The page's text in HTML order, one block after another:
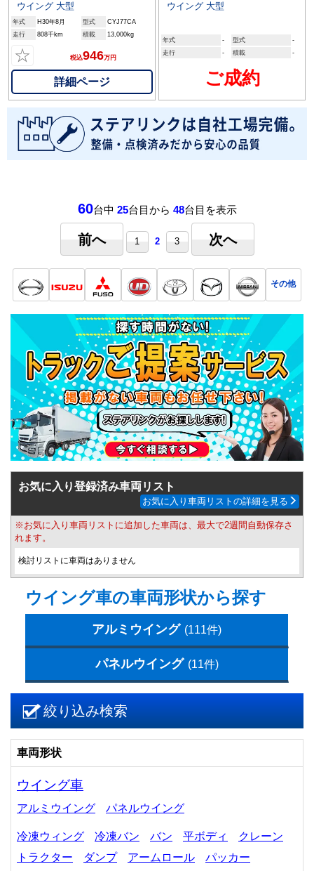
ウイング 大型
年式 H30年8月 型式
CYJ77CA
走行
808千km 積載 13,000kg
☆ 税込946万円
詳細ページ
ウイング 大型
年式 - 型式
-
走行
- 積載 -
ご成約
60台中 25台目から 48台目を表示
前へ 1 2 3 次へ
その他
お気に入り登録済み車両リスト
お気に入り車両リストの詳細を見る
※お気に入り車両リストに追加した車両は、最大で2週間自動保存さ
れます。
検討リストに車両はありません
ウイング車の車両形状から探す
アルミウイング (111件)
パネルウイング (11件)
絞り込み検索
車両形状
ウイング車
アルミウイング パネルウイング
冷凍ウィング 冷凍バン バン 平ボディ
クレーン
トラクター
ダンプ アームロール パッカー